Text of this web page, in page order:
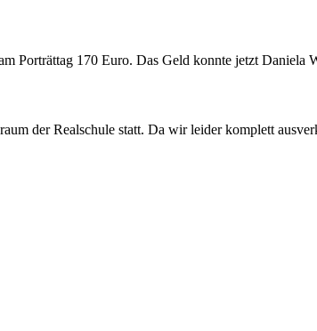
Porträttag 170 Euro. Das Geld konnte jetzt Daniela
der Realschule statt. Da wir leider komplett